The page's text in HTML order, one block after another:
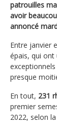
patrouilles
avoir
annoncé
Entre janvier
épais, qui
presque
En tout, 231
premier
2022, selon